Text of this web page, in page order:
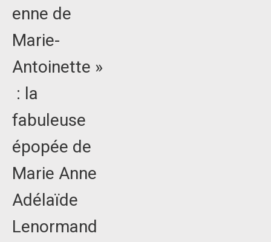
enne de
Marie-
Antoinette »
: la
fabuleuse
épopée de
Marie Anne
Adélaïde
Lenormand